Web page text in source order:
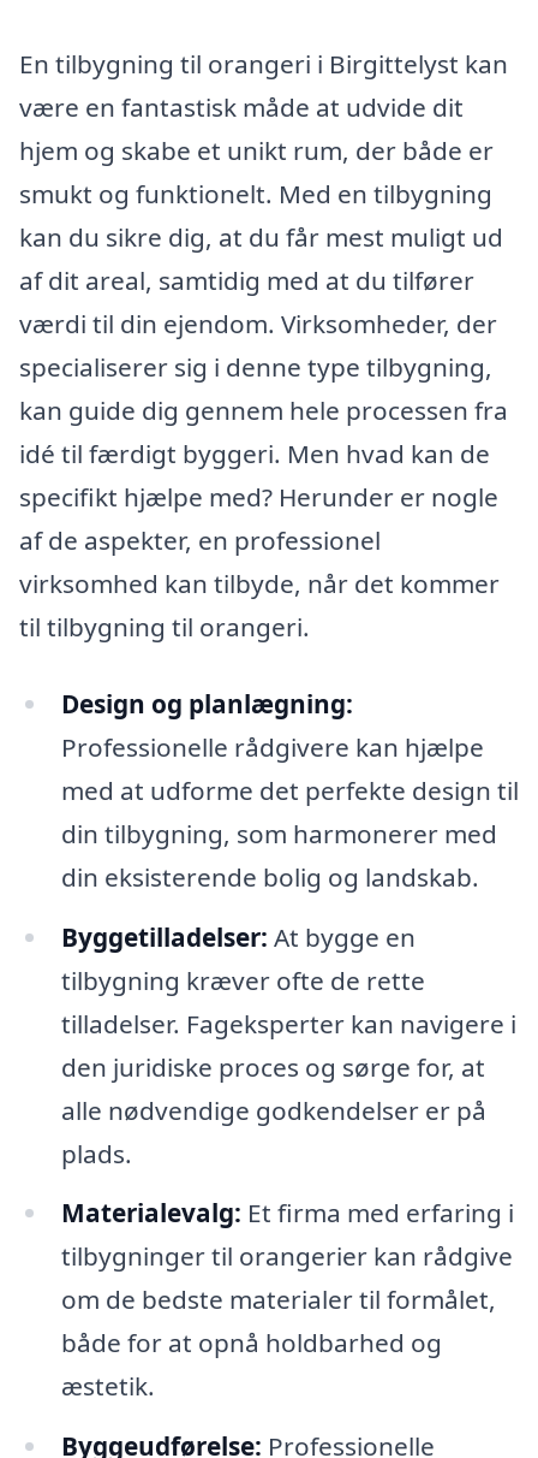
En tilbygning til orangeri i Birgittelyst kan
være en fantastisk måde at udvide dit
hjem og skabe et unikt rum, der både er
smukt og funktionelt. Med en tilbygning
kan du sikre dig, at du får mest muligt ud
af dit areal, samtidig med at du tilfører
værdi til din ejendom. Virksomheder, der
specialiserer sig i denne type tilbygning,
kan guide dig gennem hele processen fra
idé til færdigt byggeri. Men hvad kan de
specifikt hjælpe med? Herunder er nogle
af de aspekter, en professionel
virksomhed kan tilbyde, når det kommer
til tilbygning til orangeri.
Design og planlægning:
Professionelle rådgivere kan hjælpe
med at udforme det perfekte design til
din tilbygning, som harmonerer med
din eksisterende bolig og landskab.
Byggetilladelser: At bygge en
tilbygning kræver ofte de rette
tilladelser. Fageksperter kan navigere i
den juridiske proces og sørge for, at
alle nødvendige godkendelser er på
plads.
Materialevalg: Et firma med erfaring i
tilbygninger til orangerier kan rådgive
om de bedste materialer til formålet,
både for at opnå holdbarhed og
æstetik.
Byggeudførelse: Professionelle